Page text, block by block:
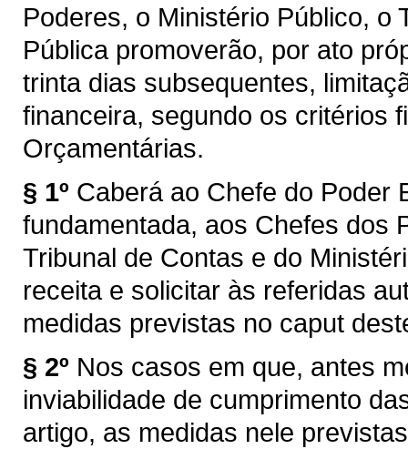
Poderes, o Ministério Público, o
Pública promoverão, por ato
trinta dias subsequentes,
financeira, segundo os critérios
Orçamentárias.
§ 1º Caberá ao Chefe do Poder
fundamentada, aos Chefes dos
Tribunal de Contas e do
receita e solicitar às referidas
medidas previstas no caput
§ 2º Nos casos em que, antes
inviabilidade de cumprimento
artigo, as medidas nele